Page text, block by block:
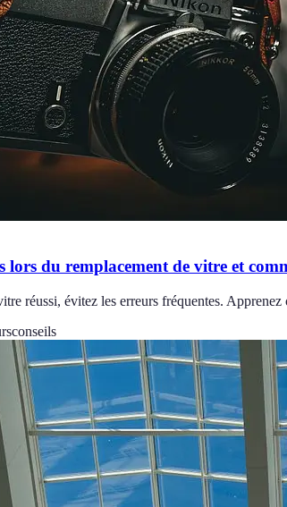
lors du remplacement de vitre et
réussi, évitez les erreurs fréquentes.
conseils